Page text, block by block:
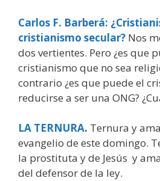
Carlos F. Barberá:
cristianismo secular? Nos
dos vertientes. Pero ¿es que
cristianismo que no sea
contrario ¿es que puede el
reducirse a ser una ONG?
LA TERNURA. Ternura y
evangelio de este domingo.
la prostituta y de Jesús y
del defensor de la ley.